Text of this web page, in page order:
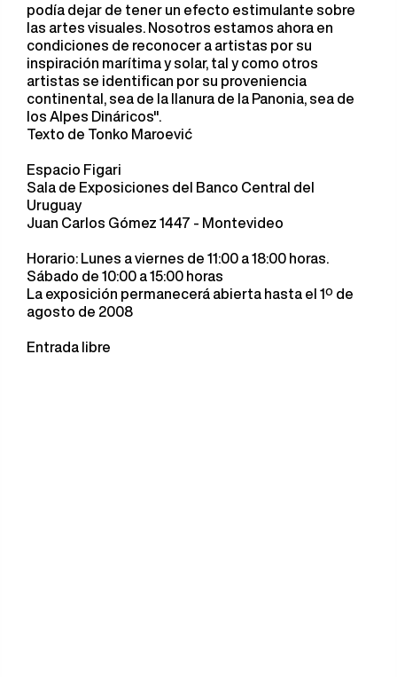
podía dejar de tener un efecto estimulante sobre
las artes visuales. Nosotros estamos ahora en
condiciones de reconocer a artistas por su
inspiración marítima y solar, tal y como otros
artistas se identifican por su proveniencia
continental, sea de la llanura de la Panonia, sea de
los Alpes Dináricos".
Texto de Tonko Maroević
Espacio Figari
Sala de Exposiciones del Banco Central del
Uruguay
Juan Carlos Gómez 1447 - Montevideo
Horario: Lunes a viernes de 11:00 a 18:00 horas.
Sábado de 10:00 a 15:00 horas
La exposición permanecerá abierta hasta el 1º de
agosto de 2008
Entrada libre